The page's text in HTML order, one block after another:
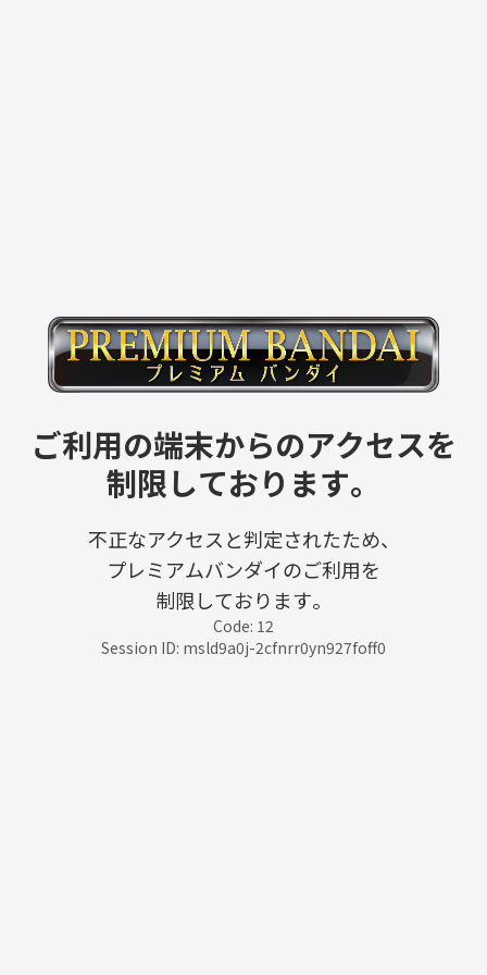
ご利用の端末からのアクセスを
制限しております。
不正なアクセスと判定されたため、
プレミアムバンダイのご利用を
制限しております。
Code: 12
Session ID: msld9a0j-2cfnrr0yn927foff0